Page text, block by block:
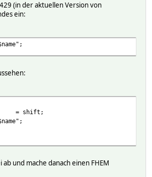
(in der aktuellen Version von
ein:
= shift;
und mache danach einen FHEM